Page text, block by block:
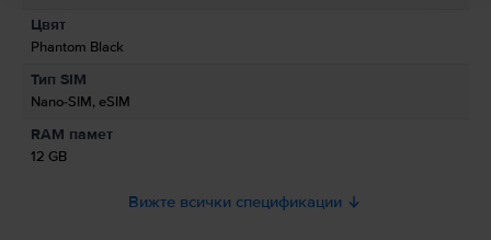
Информация за безопасност на продукта
Информация относно предупрежденията за безопасност
свързани с продукта.
Цвят
Phantom Black
Тип SIM
Nano-SIM, eSIM
RAM памет
12 GB
Вижте всички спецификации